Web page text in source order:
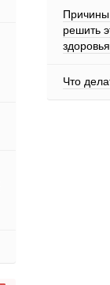
решить
здоровья
Что